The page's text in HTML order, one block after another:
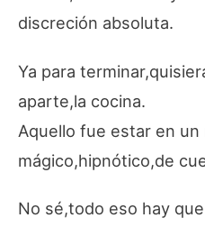
discreción absoluta.
Ya para
aparte,la cocina.
Aquello fue estar en un
mágico,hipnótico,de
No sé,todo eso hay